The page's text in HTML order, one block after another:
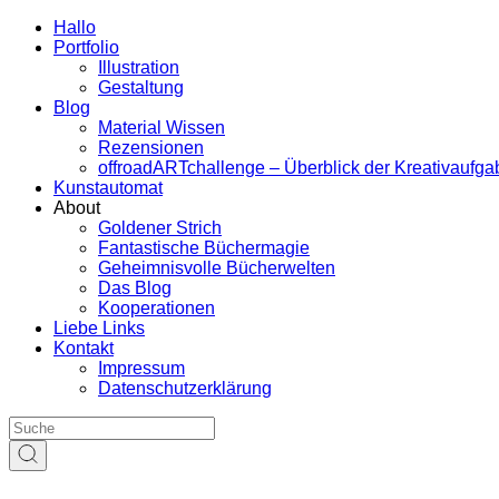
Hallo
Portfolio
Illustration
Gestaltung
Blog
Material Wissen
Rezensionen
offroadARTchallenge – Überblick der
Kunstautomat
About
Goldener Strich
Fantastische Büchermagie
Geheimnisvolle Bücherwelten
Das Blog
Kooperationen
Liebe Links
Kontakt
Impressum
Datenschutzerklärung